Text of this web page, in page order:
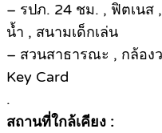
– รปภ. 24 ชม. , ฟิตเนส
น้ำ , สนามเด็กเล่น
– สวนสาธารณะ , กล้อง
Key Card
.
สถานที่ใกล้เคียง :